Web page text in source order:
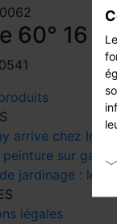
60° 16
arrive chez
sur
jardinage : les
légales